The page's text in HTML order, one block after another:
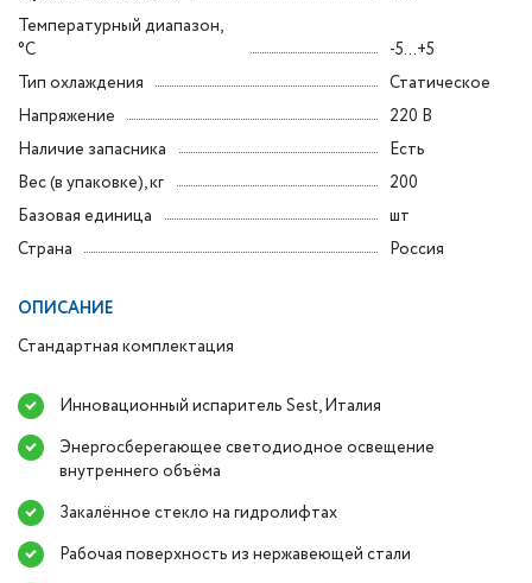
Температурный диапазон,
°C
-5...+5
Тип охлаждения
Статическое
Напряжение
220 В
Наличие запасника
Есть
Вес (в упаковке), кг
200
Базовая единица
шт
Страна
Россия
ОПИСАНИЕ
Стандартная комплектация
Инновационный испаритель Sest, Италия
Энергосберегающее светодиодное освещение
внутреннего объёма
Закалённое стекло на гидролифтах
Рабочая поверхность из нержавеющей стали